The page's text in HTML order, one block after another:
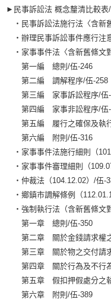
►民事訴訟法 概念釐清比較表
‧民事訴訟法施行法〈含新
‧辦理民事訴訟事件應行注
‧家事事件法〈含新舊條文
第一編 總則/伍-246
第二編 調解程序/伍-258
第三編 家事訴訟程序/伍-
第四編 家事非訟程序/伍-
第五編 履行之確保及執
第六編 附則/伍-316
‧家事事件法施行細則（
‧家事事件審理細則（
‧仲裁法（104.12.02）/伍-
‧鄉鎮市調解條例（
‧強制執行法（含新舊條文
第一章 總則/伍-350
第二章 關於金錢請求權之
第三章 關於物之交付請求
第四章 關於行為及不行為
第五章 假扣押假處分之
第六章 附則/伍-389